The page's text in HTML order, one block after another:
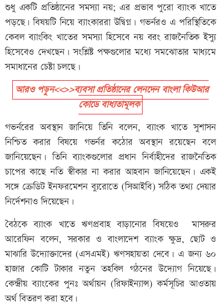
শুধু একটি প্রতিষ্ঠানের সমস্যা নয়; এর প্রভাব পুরো ব্যাংক খাতে
পড়ছে। বিষয়টি নিয়ে ব্যাংকাররা উদ্বিগ্ন। গভর্নরও এ পরিস্থিতিকে
কেবল ব্যাংকিং খাতের সমস্যা হিসেবে নয় বরং রাজনৈতিক ইস্যু
হিসেবেও দেখছেন। সংশ্লিষ্ট পক্ষগুলোর মধ্যে সমঝোতার মাধ্যমে
সমাধানের চেষ্টা চলছে।
আরও পড়ুন<<>>ব্যবসা প্রতিষ্ঠানের লেনদেন বাংলা কিউআর
কোডে বাধ্যতামূলক
গভর্নরের অবস্থান জানিয়ে তিনি বলেন, ব্যাংক খাতে সুশাসন
নিশ্চিত করার বিষয়ে গভর্নর কঠোর অবস্থান রয়েছেন বলে
জানিয়েছেন। তিনি ব্যাংকগুলোর প্রধান নির্বাহীদের রাজনৈতিক
চাপের কাছে নতি স্বীকার না করার আহবান জানিয়েছেন। একই
সঙ্গে ক্রেডিট ইনফরমেশন ব্যুরোতে (সিআইবি) সঠিক তথ্য দেয়ার
নির্দেশনাও দিয়েছেন।
বৈঠকে ব্যাংক খাতে ঋণপ্রবাহ বাড়ানোর বিষয়েও মাসরুর
আরেফিন বলেন, সরকার ও বাংলাদেশ ব্যাংক ক্ষুদ্র, ছোট ও
মাঝারি উদ্যোক্তাদের (এসএমই) ঋণসহায়তা দেবে। এ জন্য ৬০
হাজার কোটি টাকার নতুন তহবিল গঠনের উদ্যোগ নিয়েছে।
কেন্দ্রীয় ব্যাংকের পুনঃ অর্থায়ন (রিফাইন্যান্স) কর্মসূচির আওতায়
অর্থ বিতরণ করা হবে।